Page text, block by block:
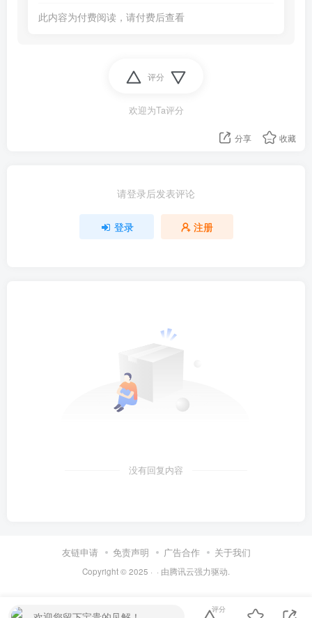
此内容为付费阅读，请付费后查看
评分
欢迎为Ta评分
分享 收藏
请登录后发表评论
登录 注册
没有回复内容
友链申请 免责声明 广告合作 关于我们
Copyright © 2025 · · 由腾讯云强力驱动.
评分